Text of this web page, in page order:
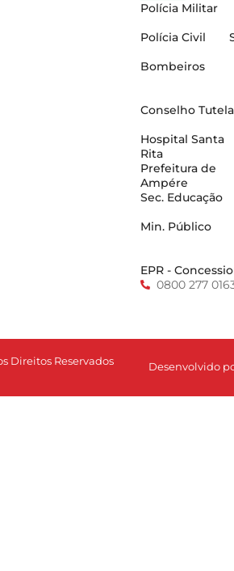
Polícia Militar
Polícia Civil
Bombeiros
Conselho
Hospital Santa
Rita
Prefeitura de
Ampére
Sec. Educação
Min. Público
EPR -
0800 277
Direitos Reservados
Desenvolvido